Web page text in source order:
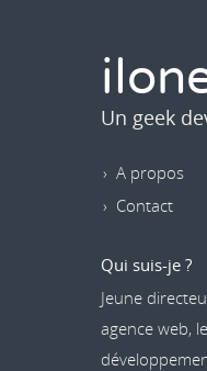
Un geek
A propos
Contact
Qui suis-je ?
Jeune
agence web,